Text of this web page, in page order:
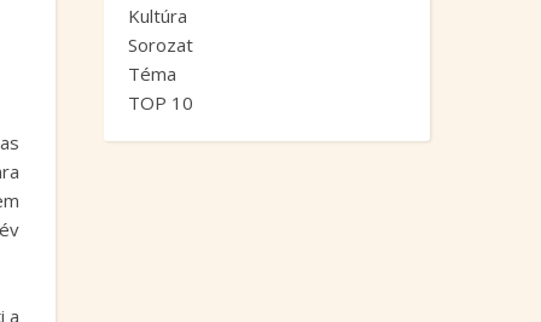
a
Kultúra
Sorozat
Téma
TOP 10